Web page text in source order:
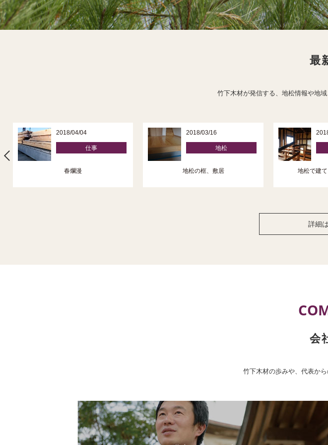
最
竹下木材が発信する、地松情報や地
2018/04/04
仕事
春爛漫
2018/03/16
地松
地松の框、敷居 地松で建
詳細
会
竹下木材の歩みや、代表か